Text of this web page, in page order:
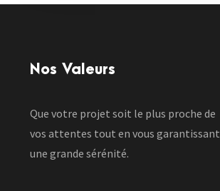
Nos Valeurs
Que votre projet soit le plus proche de
vos attentes tout en vous garantissant
une grande sérénité.